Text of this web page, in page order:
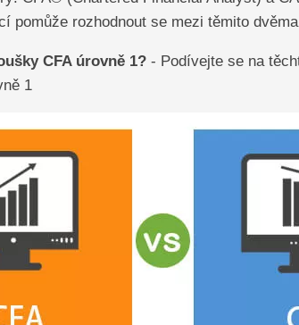
pomůže rozhodnout se mezi těmito
CFA úrovně 1? - Podívejte se na
1